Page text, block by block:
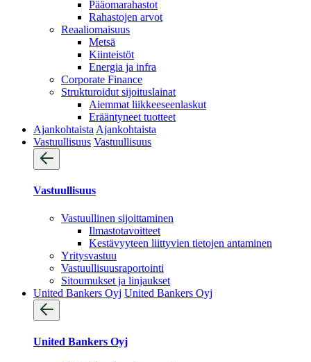
Pääomarahastot
Rahastojen arvot
Reaaliomaisuus
Metsä
Kiinteistöt
Energia ja infra
Corporate Finance
Strukturoidut sijoituslainat
Aiemmat liikkeeseenlaskut
Erääntyneet tuotteet
Ajankohtaista Ajankohtaista
Vastuullisuus Vastuullisuus
Vastuullisuus
Vastuullinen sijoittaminen
Ilmastotavoitteet
Kestävyyteen liittyvien tietojen antaminen
Yritysvastuu
Vastuullisuus­raportointi
Sitoumukset ja linjaukset
United Bankers Oyj United Bankers Oyj
United Bankers Oyj